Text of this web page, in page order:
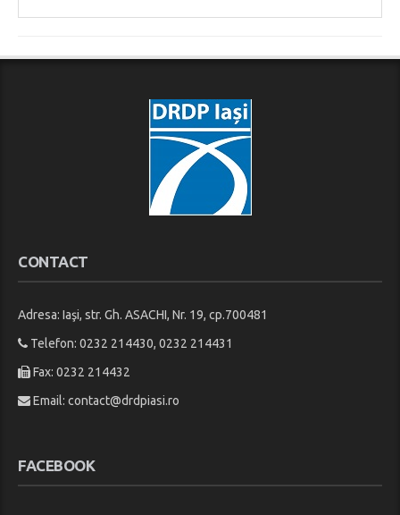
CONTACT
Adresa: Iaşi, str. Gh. ASACHI, Nr. 19, cp.700481
Telefon: 0232 214430, 0232 214431
Fax: 0232 214432
Email: contact@drdpiasi.ro
FACEBOOK